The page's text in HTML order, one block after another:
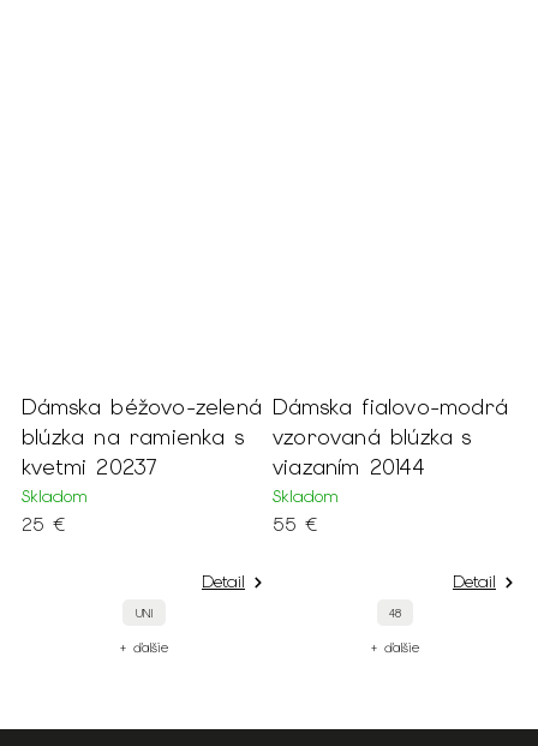
Dámska béžovo-zelená
blúzka na ramienka s
kvetmi 20237
Skladom
25 €
Detail
UNI
+ ďalšie
Dámska fialovo-modrá
vzorovaná blúzka s
viazaním 20144
Skladom
55 €
Detail
48
+ ďalšie